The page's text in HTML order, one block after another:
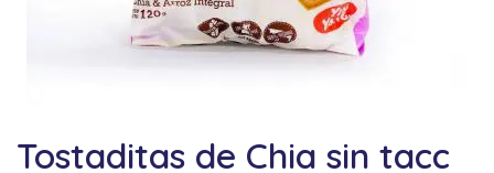
Tostaditas de Chia sin tacc